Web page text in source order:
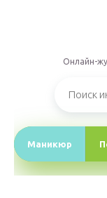
Онлайн-
Маникюр